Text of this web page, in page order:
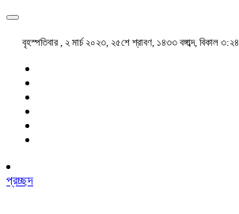
বৃহস্পতিবার , ২ মার্চ ২০২৩, ২৫শে শ্রাবণ, ১৪৩৩ বঙ্গাব্দ, বিকাল ৩:২৪
প্রচ্ছদ